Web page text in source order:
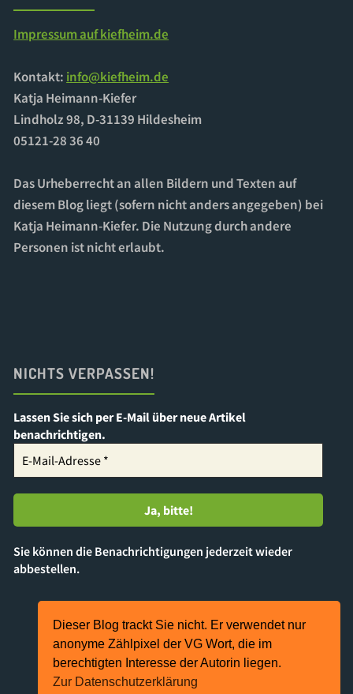
Impressum auf kiefheim.de
Kontakt: info@kiefheim.de
Katja Heimann-Kiefer
Lindholz 98, D-31139 Hildesheim
05121-28 36 40
Das Urheberrecht an allen Bildern und Texten auf
diesem Blog liegt (sofern nicht anders angegeben) bei
Katja Heimann-Kiefer. Die Nutzung durch andere
Personen ist nicht erlaubt.
NICHTS VERPASSEN!
Lassen Sie sich per E-Mail über neue Artikel
benachrichtigen.
Sie können die Benachrichtigungen jederzeit wieder
abbestellen.
Präsentiert von Kahuna & WordPress.
©2024 Katja Heimann-Kiefer
Dieser Blog trackt Sie nicht. Er verwendet nur
anonyme Zählpixel der VG Wort, die im
berechtigten Interesse der Autorin liegen.
Zur Datenschutzerklärung